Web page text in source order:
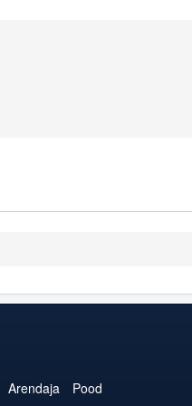
Arendaja Pood